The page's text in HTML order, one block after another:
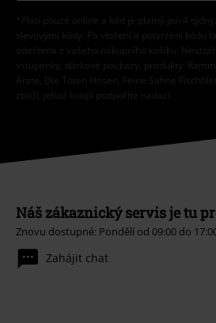
*Platí pouze online a kód je platný jen 4
slevovými kódy. Po vložení a potvrzení kódu
odečtena z vašeho nákupního košíku.
vstupenky, dárkové poukazy, produkty:
Ärzte, Die Toten Hosen, Feine Sahne
zboží, jehož koupí podpoříte nadaci.
Náš zákaznický servis je tu
Znovu dostupné: Pondělí od 09:00 do
Zahájit chat